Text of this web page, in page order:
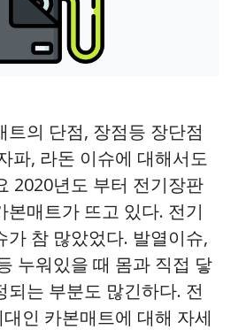
트의 단점, 장점등 장단점
파, 라돈 이슈에 대해서도
2020년도 부터 전기장판
본매트가 뜨고 있다. 전기
가 참 많았었다. 발열이슈,
누워있을 때 몸과 직접 닿
되는 부분도 많긴하다. 전
인 카본매트에 대해 자세